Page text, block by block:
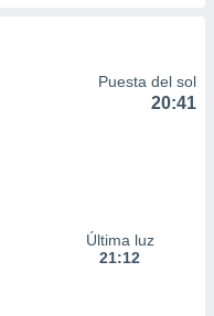
Puesta del sol
20:41
Última luz
21:12